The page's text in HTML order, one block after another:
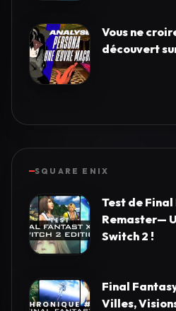
Vous ne
découvert
SQUARE ENIX
Test de Final
Remaster—
Switch 2 !
Final
Villes,